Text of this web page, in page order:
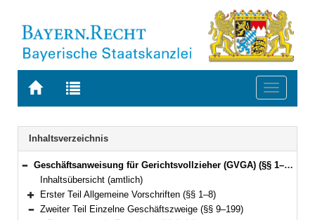
Zur
BAYERN.RECHT
Zur
letzten
Suche
Toggle
Navigation
Inhaltsverzeichnis
Bereich reduzieren
Geschäftsanweisung für Gerichtsvollzieher (GVGA) (§§ 1–199)
Inhaltsübersicht (amtlich)
Bereich erweitern
Erster Teil Allgemeine Vorschriften (§§ 1–8)
Zweiter Teil Einzelne Geschäftszweige (§§ 9–199)